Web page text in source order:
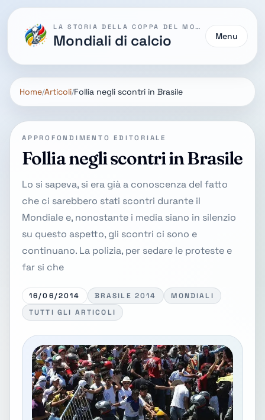
LA STORIA DELLA COPPA DEL MONDO
Mondiali di calcio Menu
Home Articoli Follia negli scontri in Brasile
APPROFONDIMENTO EDITORIALE
Follia negli scontri in Brasile
Lo si sapeva, si era già a conoscenza del fatto
che ci sarebbero stati scontri durante il
Mondiale e, nonostante i media siano in silenzio
su questo aspetto, gli scontri ci sono e
continuano. La polizia, per sedare le proteste e
far si che
16/06/2014 BRASILE 2014
MONDIALI
TUTTI GLI ARTICOLI